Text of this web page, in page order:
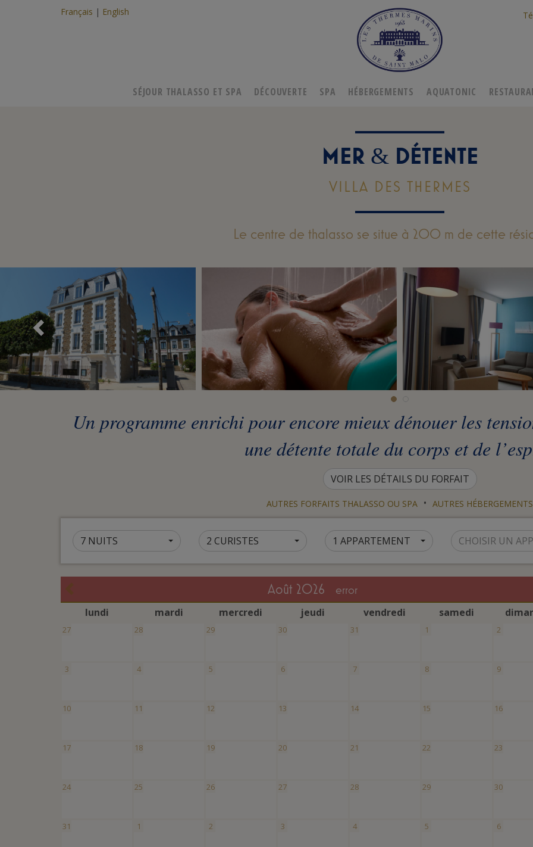
Français English
SÉJOUR THALASSO ET SPA DÉCOUVERTE SPA HÉBERGEMENTS AQUATONIC
MER &DÉTENTE
VILLA DES THERMES
Le centre de thalasso se situe à 200 m de cette
Précédent
Un programme enrichi pour encore mieux dénouer les
une détente totale du corps et de
VOIR LES DÉTAILS DU FORFAIT
AUTRES FORFAITS THALASSO OU SPA • AUTRES HÉBERGEMENTS
7 NUITS 2 CURISTES 1 APPARTEMENT CHOISIR UN
août 2026 error
lundi mardi mercredi jeudi vendredi samedi d
27 28 29 30 31 1 2
3 4 5 6 7 8 9
10 11 12 13 14 15 16
17 18 19 20 21 22 23
24 25 26 27 28 29 30
31 1 2 3 4 5 6